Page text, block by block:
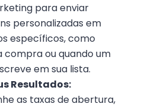
para enviar
personalizadas em
específicos, como
compra ou quando um
em sua lista.
Resultados:
as taxas de abertura,